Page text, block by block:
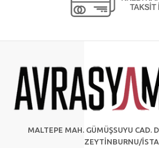
MALTEPE MAH. GÜMÜŞSUYU CAD.
ZEYTİNBURNU/